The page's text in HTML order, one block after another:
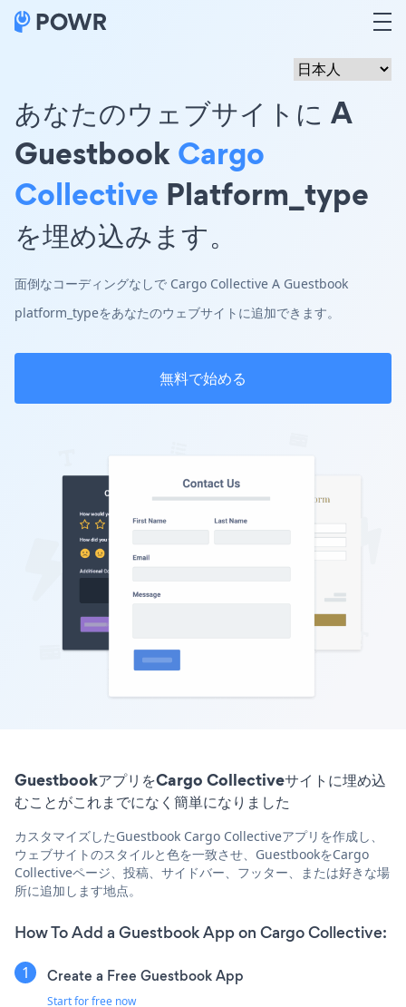
あなたのウェブサイトに A
GuestbookCargo
Collective Platform_type
を埋め込みます。
面倒なコーディングなしで Cargo Collective A Guestbook
platform_typeをあなたのウェブサイトに追加できます。
無料で始める
GuestbookアプリをCargo Collectiveサイトに埋め込
むことがこれまでになく簡単になりました
カスタマイズしたGuestbook Cargo Collectiveアプリを作成し、
ウェブサイトのスタイルと色を一致させ、GuestbookをCargo
Collectiveページ、投稿、サイドバー、フッター、または好きな場
所に追加します地点。
How To Add a Guestbook App on Cargo Collective:
Create a Free Guestbook App
Start for free now